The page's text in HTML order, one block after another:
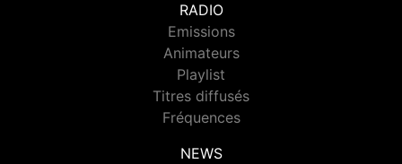
RADIO
Emissions
Animateurs
Playlist
Titres diffusés
Fréquences
NEWS